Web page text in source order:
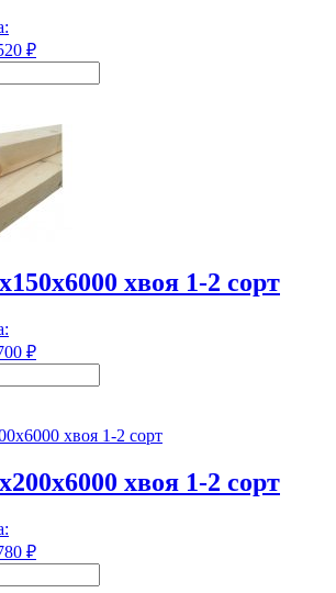
₽
хвоя 1-2 сорт
₽
хвоя 1-2 сорт
₽